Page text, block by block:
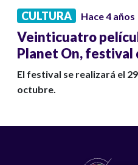
CULTURA Hace 4 años
Veinticuatro
Planet On, festival
El festival se realizará el
octubre.